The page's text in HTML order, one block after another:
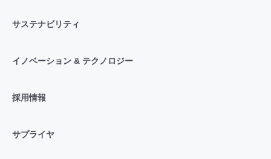
サステナビリティ
イノベーション & テクノロジー
採用情報
サプライヤ